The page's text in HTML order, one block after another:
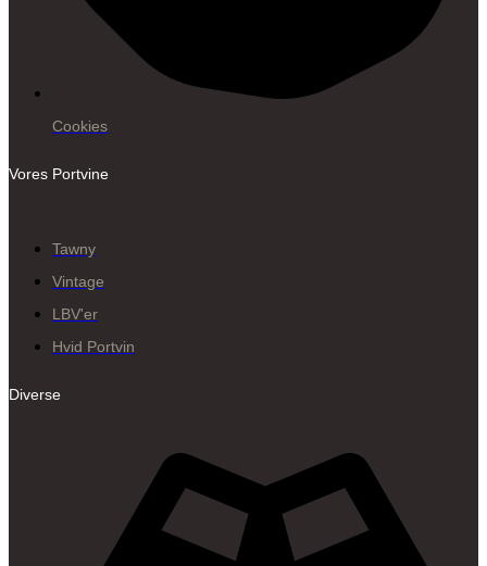
Cookies
Vores Portvine
Tawny
Vintage
LBV'er
Hvid Portvin
Diverse